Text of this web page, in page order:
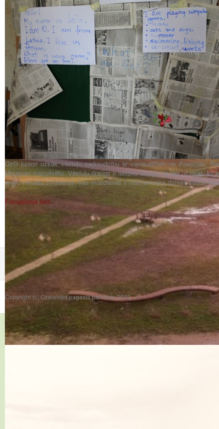
OzO juniori uzsāk vēstuļu sadraudzību ar vienaudžiem no Francijas.
Moussan mazpilsētu. Vēstuļu draugs ir lielisks draugs, jo ļauj uzzināt,
angļu valodas zināšanas, kas mūsdienās ir neatņemama dzīves
Fotogalerija šeit.
Copyright (c) Ozolaines pagasta pārvalde 2022